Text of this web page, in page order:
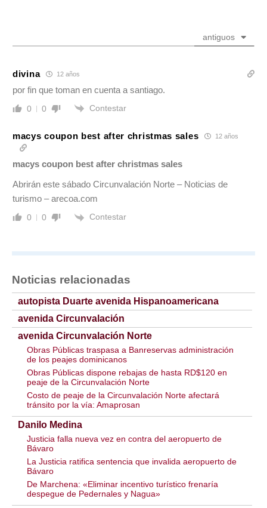
antiguos
divina 12 años
por fin que toman en cuenta a santiago.
0 0 Contestar
macys coupon best after christmas sales 12 años
macys coupon best after christmas sales
Abrirán este sábado Circunvalación Norte – Noticias de
turismo – arecoa.com
0 0 Contestar
Noticias relacionadas
autopista Duarte avenida Hispanoamericana
avenida Circunvalación
avenida Circunvalación Norte
Obras Públicas traspasa a Banreservas administración
de los peajes dominicanos
Obras Públicas dispone rebajas de hasta RD$120 en
peaje de la Circunvalación Norte
Costo de peaje de la Circunvalación Norte afectará
tránsito por la vía: Amaprosan
Danilo Medina
Justicia falla nueva vez en contra del aeropuerto de
Bávaro
La Justicia ratifica sentencia que invalida aeropuerto de
Bávaro
De Marchena: «Eliminar incentivo turístico frenaría
despegue de Pedernales y Nagua»